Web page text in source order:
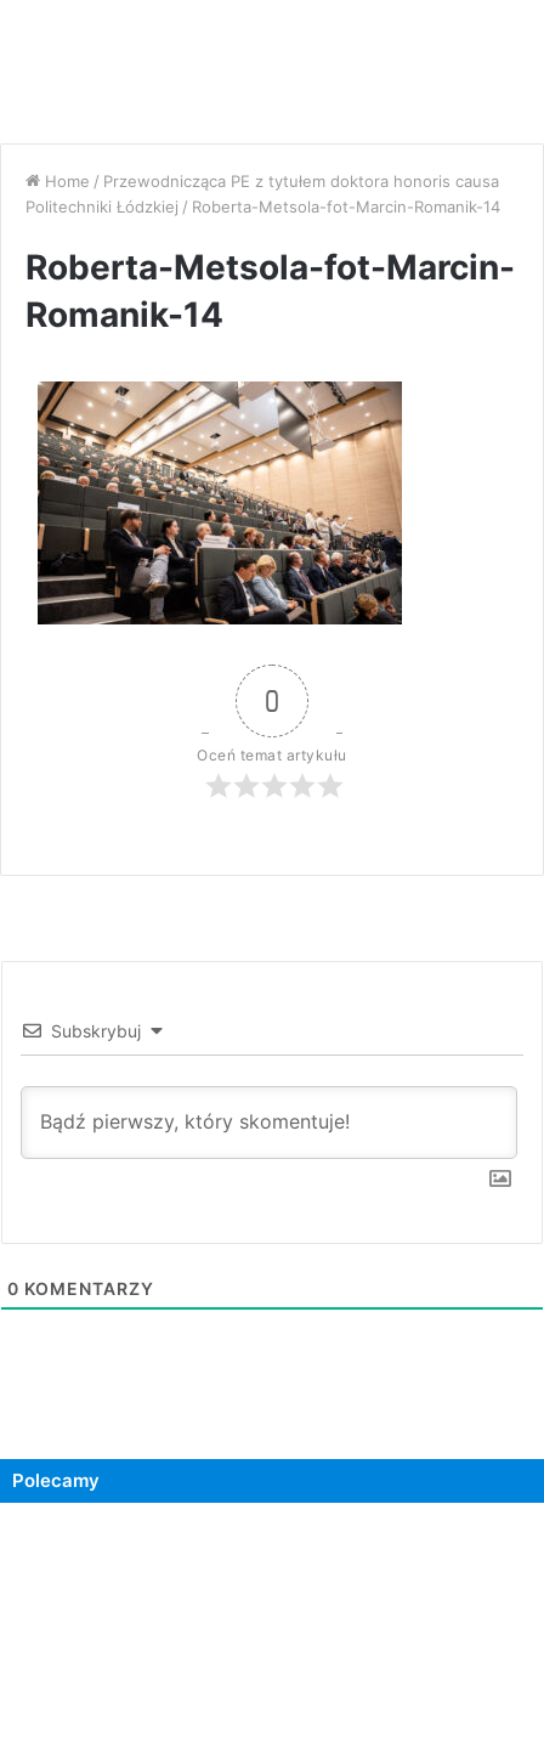
Home / Przewodnicząca PE z tytułem doktora honoris causa
Politechniki Łódzkiej / Roberta-Metsola-fot-Marcin-Romanik-14
Roberta-Metsola-fot-Marcin-
Romanik-14
0
Oceń temat artykułu
Subskrybuj
0 KOMENTARZY
Polecamy